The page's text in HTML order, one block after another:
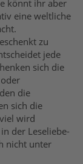
könnt ihr aber
eine weltliche
zu
jede
sich die
die
sich die
wird
der Leseliebe-
nicht unter